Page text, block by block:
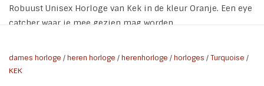
Robuust Unisex Horloge van Kek in de kleur Oranje. Een eye
catcher waar je mee gezien mag worden.
* Merk: Kek
* Kleur: Oranje | Rose Goud | Wit
dames horloge /heren horloge /herenhorloge /horloges /Turquoise /
KEK